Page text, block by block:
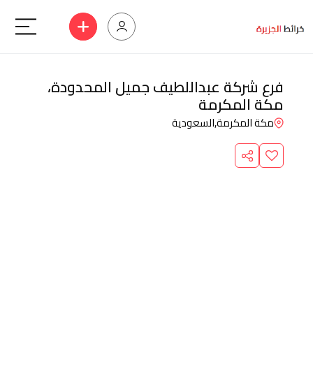
فرع شركة عبداللطيف جميل المحدودة،
مكة المكرمة
مكة المكرمة,السعودية